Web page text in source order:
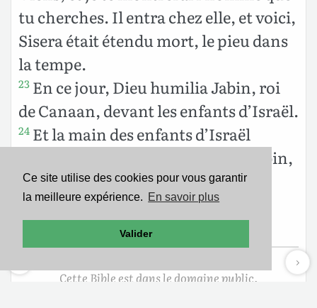
Ce site utilise des cookies pour vous garantir
la meilleure expérience. En savoir plus
Valider
tu cherches. Il entra chez elle, et voici,
Sisera était étendu mort, le pieu dans
la tempe.
23 En ce jour, Dieu humilia Jabin, roi
de Canaan, devant les enfants d’Israël.
24 Et la main des enfants d’Israël
s’appesantit de plus en plus sur Jabin,
roi de Canaan, jusqu’à ce qu’ils
eussent exterminé Jabin, roi de
Canaan.
Cette Bible est dans le domaine public.